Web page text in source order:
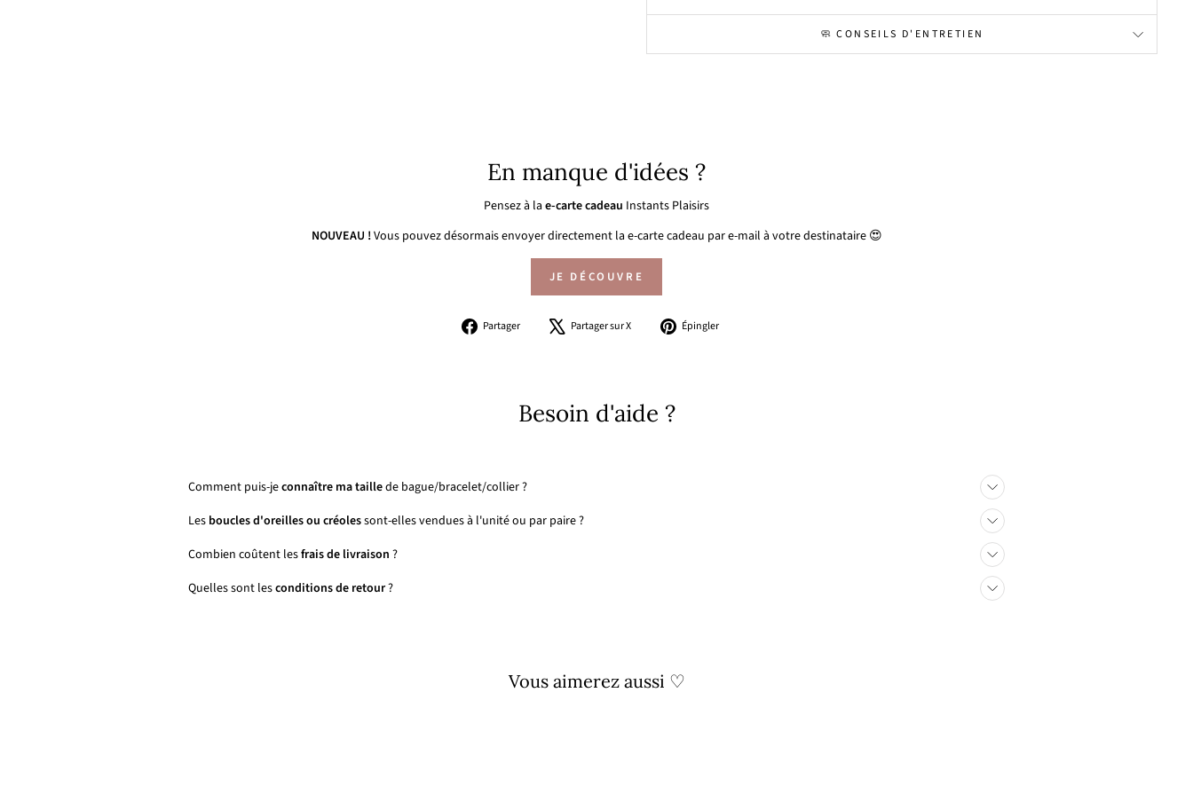
🧼 CONSEILS D'ENTRETIEN
En manque d'idées ?
Pensez à la e-carte cadeau Instants Plaisirs
NOUVEAU !Vous pouvez désormais envoyer directement la e-carte cadeau par e-mail à votre destinataire 😍
JE DÉCOUVRE
Partager
PartagerPartager sur X
TweeterÉpingler
Besoin d'aide ?
Comment puis-jeconnaître ma taillede bague/bracelet/collier ?
Les boucles d'oreilles ou créolessont-elles vendues à l'unité ou par paire ?
Combien coûtent lesfrais de livraison ?
Quelles sont lesconditions de retour?
Vous aimerez aussi ♡